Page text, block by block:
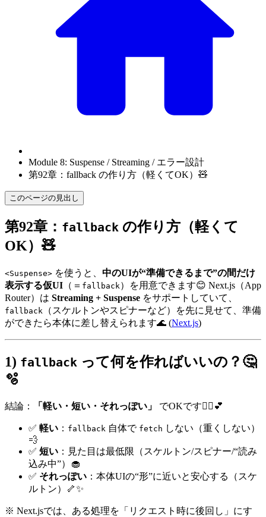
Module 8: Suspense / Streaming / エラー設計
第92章：fallback の作り方（軽くてOK）🧸
このページの見出し
第92章： fallback の作り方（軽くて
OK）🧸
<Suspense> を使うと、 中のUIが“準備できるまで”の間だけ
表示する仮UI （＝ fallback ）を用意できます😊 Next.js（App
Router）は Streaming + Suspense をサポートしていて、
fallback
（スケルトンやスピナーなど）を先に見せて、準備
ができたら本体に差し替えられます🌊 (Next.js)
1) fallback って何を作ればいいの？🤔
🫧
結論： 「軽い・短い・それっぽい」 でOKです🙆‍♀️💕
✅ 軽い ： fallback 自体で fetch しない（重くしない）
💨
✅ 短い ：見た目は最低限（スケルトン/スピナー/“読み
込み中”）🧁
✅ それっぽい ：本体UIの“形”に近いと安心する（スケ
ルトン）🦴✨
※ Next.jsでは、ある処理を「リクエスト時に後回し」にす